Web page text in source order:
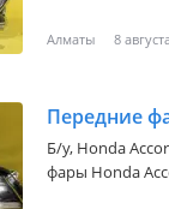
искать любые
Алматы 8
Передние
Б/y, Honda
фары Honda